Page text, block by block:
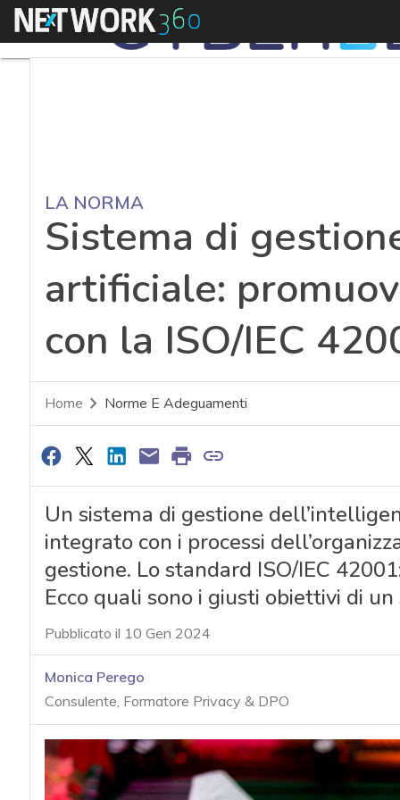
Menu
LA NORMA
Sistema di
artificiale:
con la ISO/IEC
Home Norme E Adeguamenti
Un sistema di gestione
integrato con i processi
gestione. Lo standard ISO/IEC
Ecco quali sono i giusti obiettivi di
Pubblicato il 10 Gen 2024
Monica Perego
Consulente, Formatore Privacy & DPO